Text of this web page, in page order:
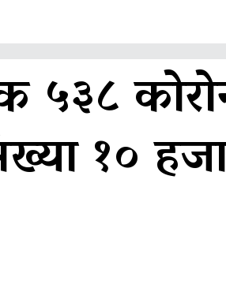
१०